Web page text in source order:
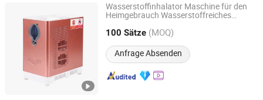
Wasserstoffinhalator Maschine für den
Heimgebrauch Wasserstoffreiches
Gesundheitsinstrument
100 Sätze (MOQ)
Anfrage Absenden
Health&Health (Group)Co.,Ltd.
Guangdong, China Seit 2011